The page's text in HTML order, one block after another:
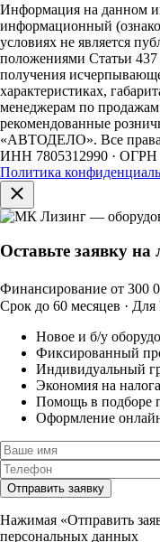
Информация на данном
информационный
условиях не является
положениями Статьи
получения
характеристиках,
менеджерам по
рекомендованные
«АВТОДЕЛО». Все
ИНН 7805312990 · ОГРН
Политика
Оставьте заявку
Финансирование от 300
Срок до 60 месяцев ·
Новое и б/у
Фиксированный
Индивидуальный
Экономия на
Помощь в подборе
Оформление
Отправить заявку
Нажимая «Отправить
персональных данных